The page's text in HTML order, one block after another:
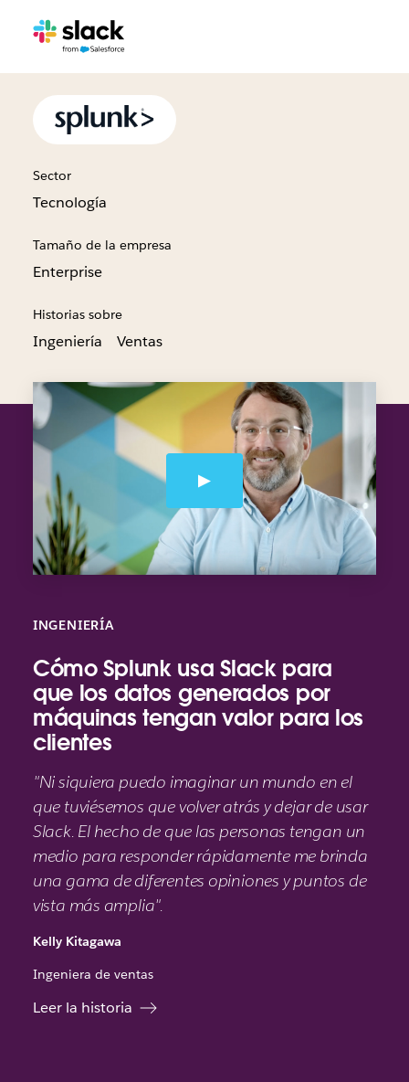
Sector
Tecnología
Tamaño de la empresa
Enterprise
Historias sobre
Ingeniería Ventas
INGENIERÍA
Cómo Splunk usa Slack para
que los datos generados por
máquinas tengan valor para los
clientes
"Ni siquiera puedo imaginar un mundo en el
que tuviésemos que volver atrás y dejar de usar
Slack. El hecho de que las personas tengan un
medio para responder rápidamente me brinda
una gama de diferentes opiniones y puntos de
vista más amplia".
Kelly Kitagawa
Ingeniera de ventas
Leer la historia